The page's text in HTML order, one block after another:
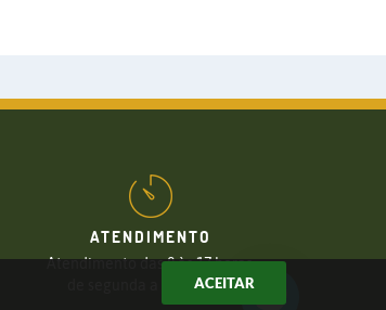
ACEITAR
ATENDIMENTO
Atendimento das 8 às 17 horas,
de segunda a sexta-feira